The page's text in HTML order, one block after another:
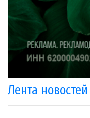
Лента новостей